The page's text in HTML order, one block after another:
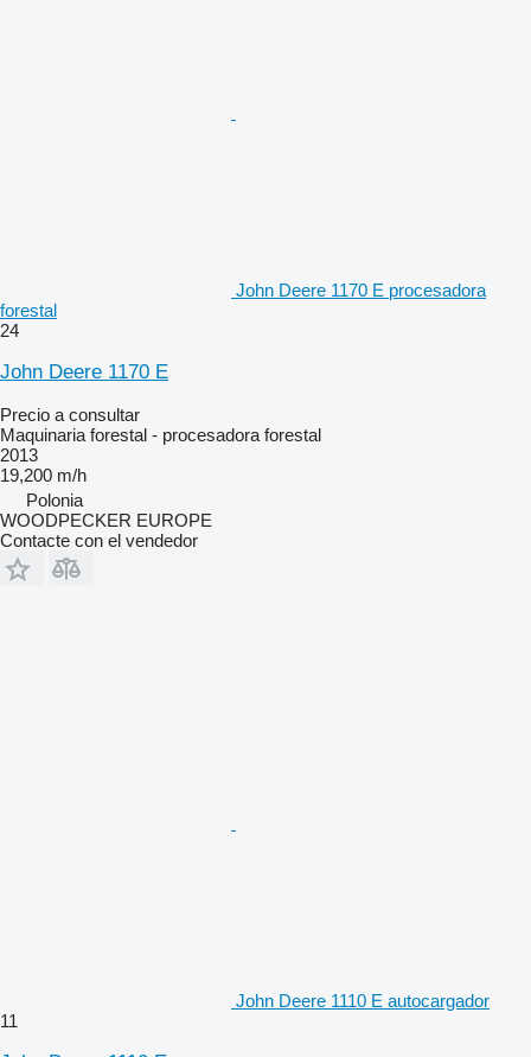
John Deere 1170 E procesadora
forestal
24
John Deere 1170 E
Precio a consultar
Maquinaria forestal - procesadora forestal
2013
19,200 m/h
Polonia
WOODPECKER EUROPE
Contacte con el vendedor
John Deere 1110 E autocargador
11